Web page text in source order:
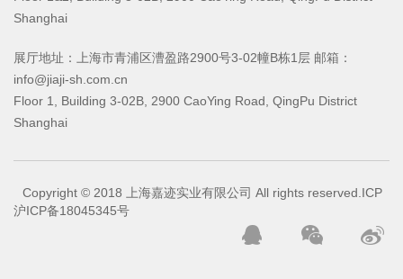
Shanghai
展厅地址：上海市青浦区漕盈路2900号3-02幢B栋1层 邮箱：
info@jiaji-sh.com.cn
Floor 1, Building 3-02B, 2900 CaoYing Road, QingPu District
Shanghai
Copyright © 2018 上海嘉迹实业有限公司 All rights reserved.ICP
沪ICP备18045345号